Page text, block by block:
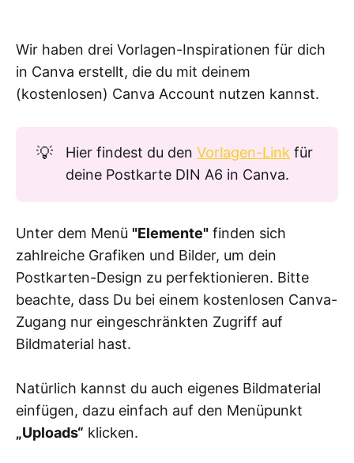
Wir haben drei Vorlagen-Inspirationen für dich
in Canva erstellt, die du mit deinem
(kostenlosen) Canva Account nutzen kannst.
💡 Hier findest du denVorlagen-Link für
deine Postkarte DIN A6 in Canva.
Unter dem Menü "Elemente" finden sich
zahlreiche Grafiken und Bilder, um dein
Postkarten-Design zu perfektionieren. Bitte
beachte, dass Du bei einem kostenlosen Canva-
Zugang nur eingeschränkten Zugriff auf
Bildmaterial hast.
Natürlich kannst du auch eigenes Bildmaterial
einfügen, dazu einfach auf den Menüpunkt
„Uploads“ klicken.